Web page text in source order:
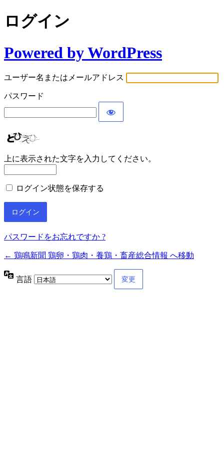
ログイン
Powered by WordPress
ユーザー名またはメールアドレス
パスワード
上に表示された文字を入力してください。
ログイン状態を保存する
パスワードをお忘れですか ?
← 鶏鳴新聞 鶏卵・鶏肉・養鶏・畜産総合情報 へ移動
言語